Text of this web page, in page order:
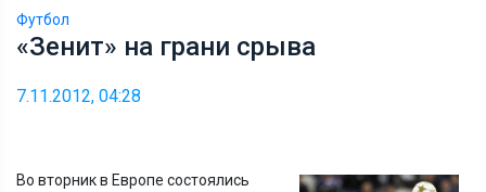
Футбол
«Зенит» на грани срыва
7.11.2012, 04:28
Во вторник в Европе состоялись